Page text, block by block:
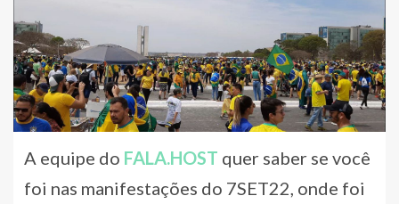
A equipe do FALA.HOST quer saber se você
foi nas manifestações do 7SET22, onde foi